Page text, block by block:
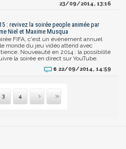
23/09/2014, 13:16
: revivez la soirée people animée par
Niel et Maxime Musqua
FIFA, c'est un événement annuel
monde du jeu vidéo attend avec
Nouveauté en 2014 : la possibilité
la soirée en direct sur YouTube.
6 22/09/2014, 14:59
3 4